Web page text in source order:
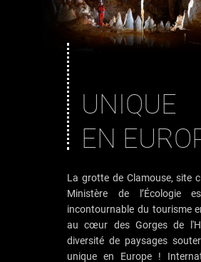
UNIQUE
EN
La grotte de Clamouse, site
Ministère de l’Écologie
incontournable du tourisme
au cœur des Gorges de
diversité de paysages
unique en Europe !